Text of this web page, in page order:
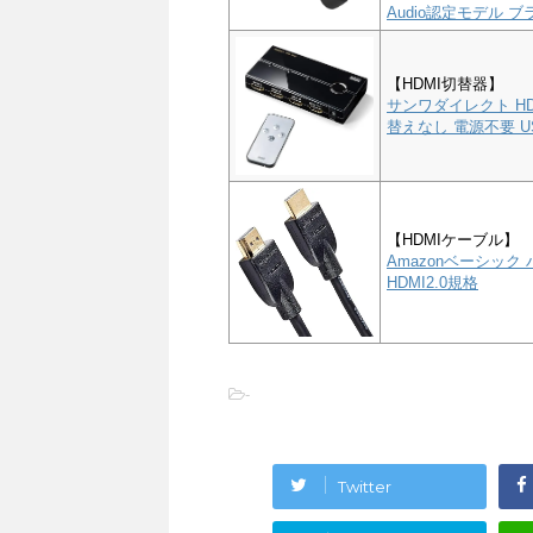
Audio認定モデル ブ
【HDMI切替器】
サンワダイレクト
替えなし 電源不要
【HDMIケーブル】
Amazonベーシック
HDMI2.0規格
-
Twitter